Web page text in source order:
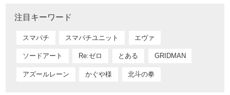
注目キーワード
スマパチ スマパチユニット エヴァ
ソードアート Re:ゼロ とある GRIDMAN
アズールレーン かぐや様 北斗の拳